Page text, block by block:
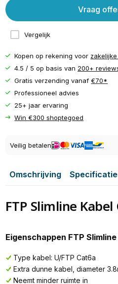
Vergelijk
Vraag
Kopen op rekening voor
4.5 / 5 op basis van 200+
Gratis verzending vanaf€70*
Professioneel advies
25+ jaar ervaring
Win €300 shoptegoed
Veilig betalen
Omschrijving
FTP Slimline
Eigenschappen FTP
Type kabel: U/FTP Cat6a
Extra dunne kabel, diameter
Neemt minder ruimte in